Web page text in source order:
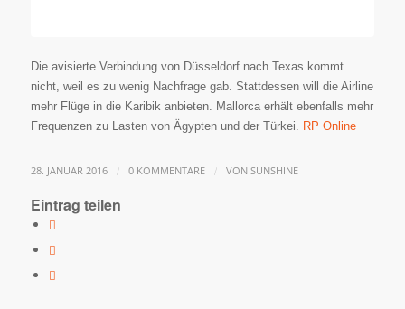
Die avisierte Verbindung von Düsseldorf nach Texas kommt
nicht, weil es zu wenig Nachfrage gab. Stattdessen will die Airline
mehr Flüge in die Karibik anbieten. Mallorca erhält ebenfalls mehr
Frequenzen zu Lasten von Ägypten und der Türkei.
RP Online
28. JANUAR 2016 / 0 KOMMENTARE / VON SUNSHINE
Eintrag teilen